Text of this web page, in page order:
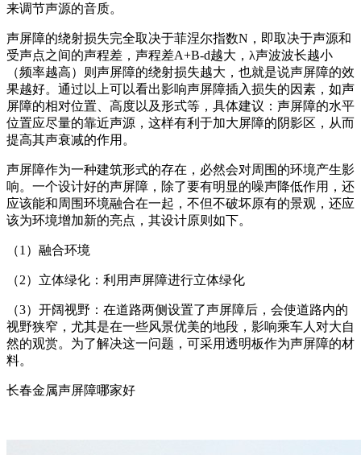
来调节声源的音质。
声屏障的绕射损失完全取决于菲涅尔指数N，即取决于声源和
受声点之间的声程差，声程差A+B-d越大，λ声波波长越小
（频率越高）则声屏障的绕射损失越大，也就是说声屏障的效
果越好。通过以上可以看出影响声屏障插入损失的因素，如声
屏障的相对位置、高度以及形式等，具体建议：声屏障的水平
位置应尽量的靠近声源，这样有利于加大屏障的阴影区，从而
提高其声衰减的作用。
声屏障作为一种建筑形式的存在，必然会对周围的环境产生影
响。一个设计好的声屏障，除了要有明显的噪声降低作用，还
应该能和周围环境融合在一起，不但不破坏原有的景观，还应
该为环境增加新的亮点，其设计原则如下。
（1）融合环境
（2）立体绿化：利用声屏障进行立体绿化
（3）开阔视野：在道路两侧设置了声屏障后，会使道路内的
视野狭窄，尤其是在一些风景优美的地段，影响乘车人对大自
然的观赏。为了解决这一问题，可采用透明板作为声屏障的材
料。
长春金属声屏障哪家好